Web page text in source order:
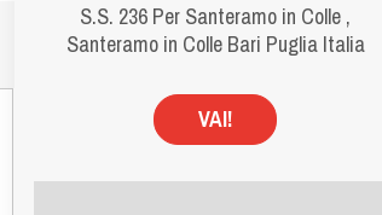
S.S. 236 Per Santeramo in Colle ,
Santeramo in Colle Bari Puglia Italia
VAI!